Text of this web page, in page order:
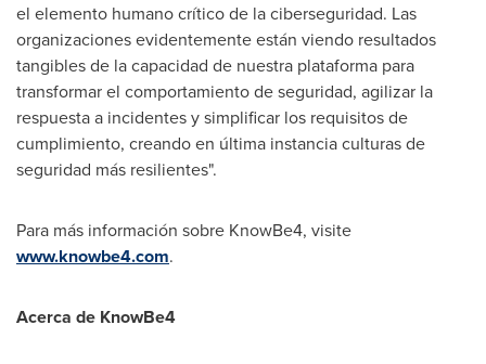
el elemento humano crítico de la ciberseguridad. Las
organizaciones evidentemente están viendo resultados
tangibles de la capacidad de nuestra plataforma para
transformar el comportamiento de seguridad, agilizar la
respuesta a incidentes y simplificar los requisitos de
cumplimiento, creando en última instancia culturas de
seguridad más resilientes".
Para más información sobre KnowBe4, visite
www.knowbe4.com.
Acerca de KnowBe4